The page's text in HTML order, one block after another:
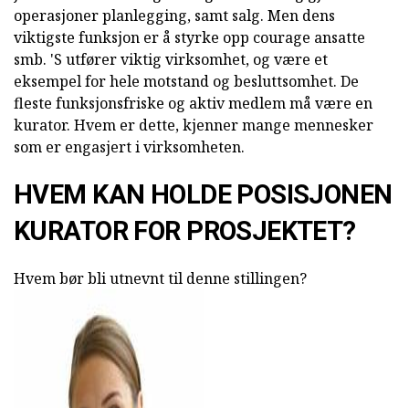
operasjoner planlegging, samt salg. Men dens
viktigste funksjon er å styrke opp courage ansatte
smb. 'S utfører viktig virksomhet, og være et
eksempel for hele motstand og besluttsomhet. De
fleste funksjonsfriske og aktiv medlem må være en
kurator. Hvem er dette, kjenner mange mennesker
som er engasjert i virksomheten.
HVEM KAN HOLDE POSISJONEN
KURATOR FOR PROSJEKTET?
Hvem bør bli utnevnt til denne stillingen?